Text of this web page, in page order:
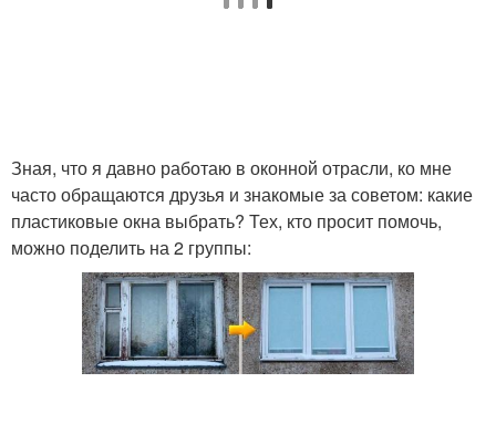
Зная, что я давно работаю в оконной отрасли, ко мне
часто обращаются друзья и знакомые за советом: какие
пластиковые окна выбрать? Тех, кто просит помочь,
можно поделить на 2 группы: